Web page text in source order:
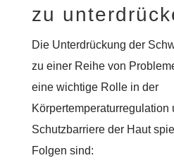
zu
Die Unterdrückung der
zu einer Reihe von
eine wichtige Rolle in der
Körpertemperaturregulation
Schutzbarriere der Haut
Folgen sind: